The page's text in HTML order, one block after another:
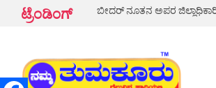
ಟ್ರೆಂಡಿಂಗ್ ಬೀದರ್ ನೂತನ ಅಪರ